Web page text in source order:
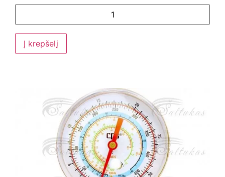
Į krepšelį